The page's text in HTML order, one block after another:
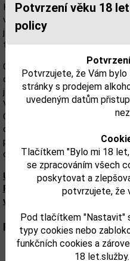
Potvrzení věku 18
policy
Potvrzujete, že Vám
stránky s prodejem
uvedeným datům
Tlačítkem "Bylo mi 18
se zpracováním všech
poskytovat a
potvrzujete, že
Pod tlačítkem "Nastavit"
typy cookies nebo
funkčních cookies a
18 let.služby.
Hruškovici vyrábíme z kvalitních
vybírány a tříděny. Hrušky musí
jsou rané odrůdy hrušek,
také mnohem menší množství
Celý proces výroby začíná
do velkokapacitního šrotovníku,
jsou dopraveny do
Vyzrálé hrušky kvasí min. 60
Charakteristické a aromatické
díky tomuto kvašení. Proto je na
přípravu 1l této 50% pálenky je
cukernatosti.
Upozorňujeme, že tento
Přesné složení a alergeny
výrobku. Zkontrolujte prosím
Parametry:
Obsah alkoholu obj. %: